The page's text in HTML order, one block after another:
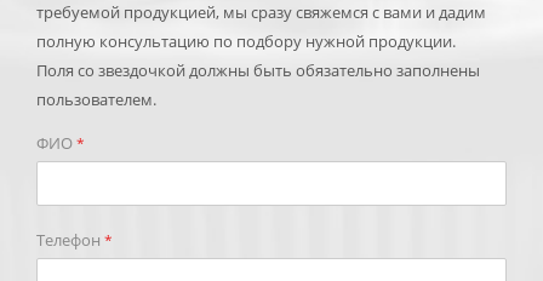
требуемой продукцией, мы сразу свяжемся с вами и дадим
полную консультацию по подбору нужной продукции.
Поля со звездочкой должны быть обязательно заполнены
пользователем.
ФИО*
Телефон *